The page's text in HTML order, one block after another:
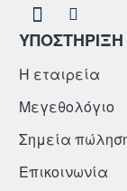
Η εταιρεία
Μεγεθολόγιο
Σημεία
Επικοινωνία